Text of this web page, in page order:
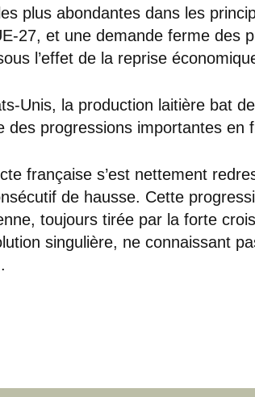
plus abondantes dans les
27, et une demande ferme des
l’effet de la reprise
Unis, la production laitière bat
des progressions importantes en
française s’est nettement
de hausse. Cette
toujours tirée par la forte
singulière, ne connaissant